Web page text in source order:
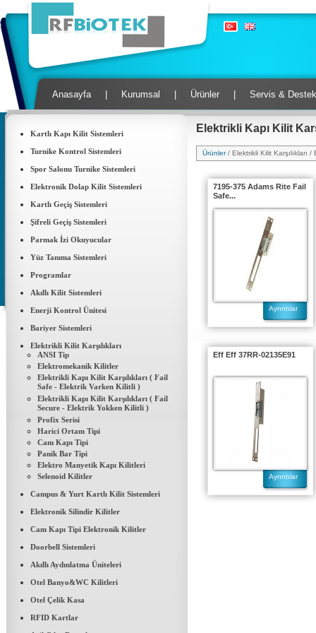
Anasayfa| Kurumsal Ürünler Servis & Destek
Kartlı Kapı Kilit Sistemleri
Turnike Kontrol Sistemleri
Spor Salonu Turnike Sistemleri
Elektronik Dolap Kilit Sistemleri
Kartlı Geçiş Sistemleri
Şifreli Geçiş Sistemleri
Parmak İzi Okuyucular
Yüz Tanıma Sistemleri
Programlar
Akıllı Kilit Sistemleri
Enerji Kontrol Ünitesi
Bariyer Sistemleri
Elektrikli Kilit Karşılıkları
ANSI Tip
Elektromekanik Kilitler
Elektrikli Kapı Kilit Karşılıkları ( Fail
Safe - Elektrik Varken Kilitli )
Elektrikli Kapı Kilit Karşılıkları ( Fail
Secure - Elektrik Yokken Kilitli )
Profix Serisi
Harici Ortam Tipi
Cam Kapı Tipi
Panik Bar Tipi
Elektro Manyetik Kapı Kilitleri
Selenoid Kilitler
Campus & Yurt Kartlı Kilit Sistemleri
Elektronik Silindir Kilitler
Cam Kapı Tipi Elektronik Kilitler
Doorbell Sistemleri
Akıllı Aydınlatma Üniteleri
Otel Banyo&WC Kilitleri
Otel Çelik Kasa
RFID Kartlar
Elektrikli Kapı Kilit
Ürünler/ Elektrikli Kilit Karşılıkları /
7195-375 Adams Rite Fail
Safe...
Ayrıntılar
Eff Eff 37RR-02135E91
Ayrıntılar